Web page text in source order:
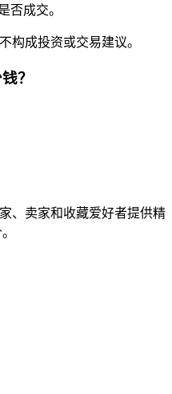
否成交。
构成投资或交易建议。
？
、卖家和收藏爱好者提供精